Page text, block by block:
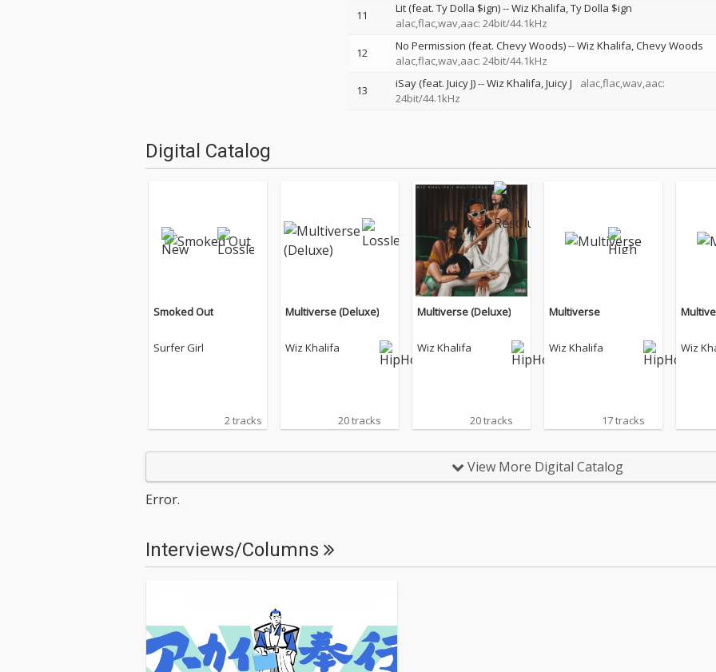
11 Lit (feat. Ty Dolla $ign)--Wiz Khalifa Ty Dolla $ign
alac,flac,wav,aac: 24bit/44.1kHz
12 No Permission (feat. Chevy Woods)--Wiz Khalifa Chevy Woods
alac,flac,wav,aac: 24bit/44.1kHz
13 iSay (feat. Juicy J)--Wiz Khalifa Juicy J
alac,flac,wav,aac:
24bit/44.1kHz
Digital Catalog
Smoked Out
Surfer Girl
2 tracks
Multiverse (Deluxe)
Wiz Khalifa
20 tracks
Multiverse (Deluxe)
Wiz Khalifa
20 tracks
Multiverse
Wiz Khalifa
17 tracks
Wiz
View More Digital Catalog
Error.
Interviews/Columns